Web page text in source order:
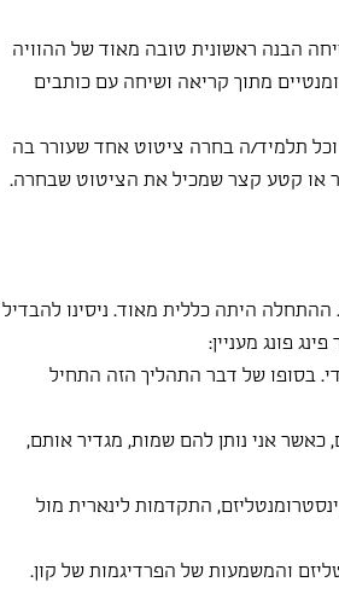
הבנה ראשונית טובה מאוד של ההוויה
מתוך קריאה ושיחה עם כותבים
תלמיד/ה בחרה ציטוט אחד שעורר בה
או קטע קצר שמכיל את הציטוט שבחרה.
ההתחלה היתה כללית מאוד. ניסינו להבדיל
פונג מעניין:
בסופו של דבר התהליך הזה התחיל
כאשר אני נותן להם שמות, מגדיר אותם,
התקדמות לינארית מול
והמשמעות של הפרדיגמות של קון.